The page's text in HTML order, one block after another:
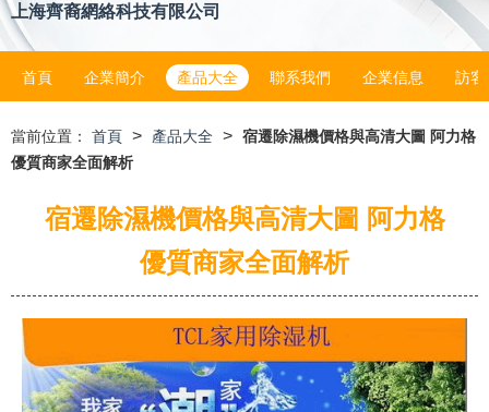
上海齊裔網絡科技有限公司
首頁 企業簡介 產品大全 聯系我們 企業信息 訪客
當前位置： 首頁 > 產品大全 > 宿遷除濕機價格與高清大圖 阿力格
優質商家全面解析
宿遷除濕機價格與高清大圖 阿力格
優質商家全面解析